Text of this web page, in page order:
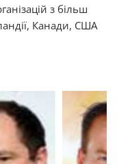
з більш
Канади, США